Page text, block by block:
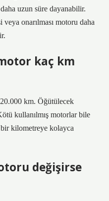
uzun süre dayanabilir.
veya onarılması motoru daha
kaç km
km. Öğütülecek
kullanılmış motorlar bile
kilometreye kolayca
değişirse